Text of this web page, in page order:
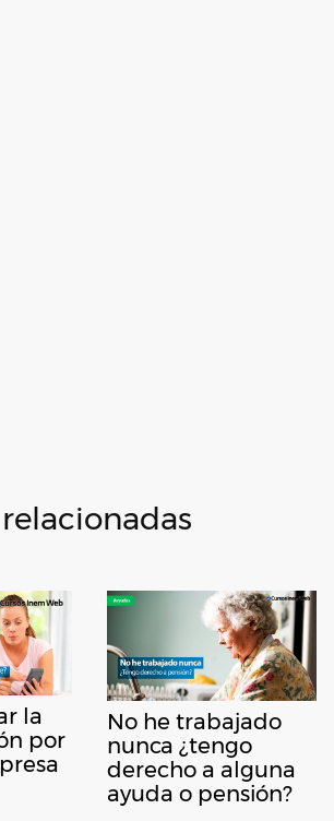
la
por
No he trabajado
nunca ¿tengo
derecho a alguna
ayuda o pensión?